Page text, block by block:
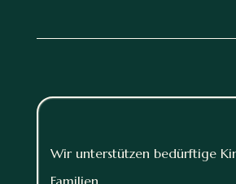
Wir unterstützen bedürftige
Familien